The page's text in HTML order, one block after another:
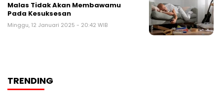
Malas Tidak Akan Membawamu
Pada Kesuksesan
Minggu, 12 Januari 2025 - 20:42 WIB
TRENDING